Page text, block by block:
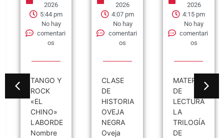
2026
5:44 pm
No hay
comentari
os
TANGO Y
ROCK
«EL
CHINO»
LABORDE
Nombre
2026
4:07 pm
No hay
comentari
os
CLASE
DE
HISTORIA
OVEJA
NEGRA
Oveja
2026
4:15 pm
No hay
comentari
os
MATERIAL
DE
LECTURA
LA
TRILOGÍA
DE